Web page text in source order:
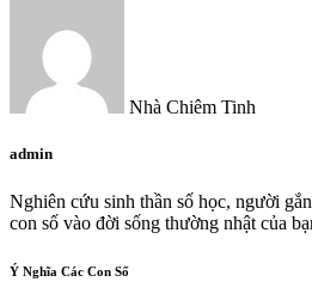
Nhà Chiêm Tinh
admin
Nghiên cứu sinh thần số học, người
con số vào đời sống thường nhật của
Ý Nghĩa Các Con Số